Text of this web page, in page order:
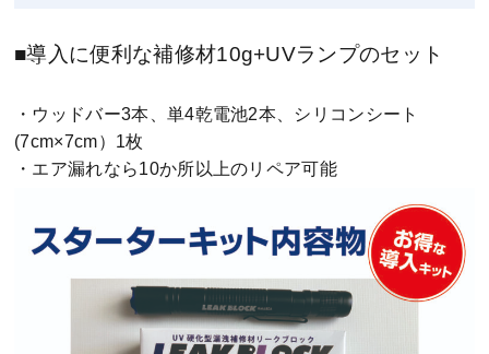
■導入に便利な補修材10g+UVランプのセット
・ウッドバー3本、単4乾電池2本、シリコンシート
(7cm×7cm）1枚
・エア漏れなら10か所以上のリペア可能